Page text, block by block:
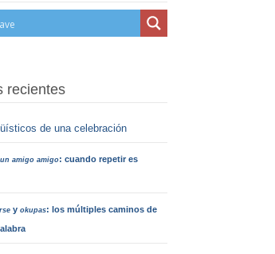
recientes
de una celebración
amigo amigo: cuando repetir es
y okupas: los múltiples caminos de